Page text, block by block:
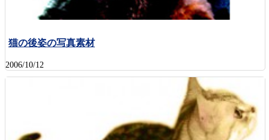
猫の後姿の写真素材
2006/10/12